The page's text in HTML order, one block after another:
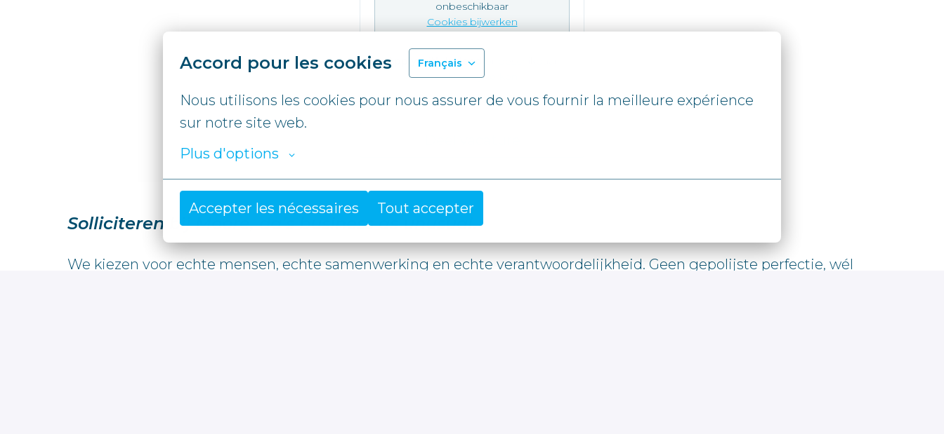
Accord pour les cookies Français
Nous utilisons les cookies pour nous assurer de vous fournir la meilleure expérience
sur notre site web.
Plus d'options
Accepter les nécessaires Tout accepter
onbeschikbaar
Cookies bijwerken
Apply with Indeed
Cookies bijwerken
Solliciteren bij Moore, da’s business as unusual.
We kiezen voor echte mensen, echte samenwerking en echte verantwoordelijkheid. Geen gepolijste perfectie, wél